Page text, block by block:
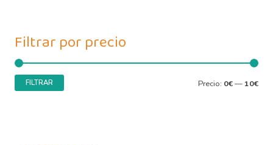
Filtrar por precio
FILTRAR Precio: 0€— 10€